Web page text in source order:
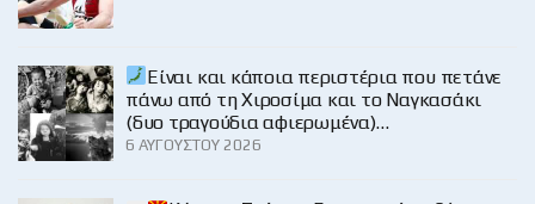
Είναι και κάποια περιστέρια που πετάνε
πάνω από τη Χιροσίμα και το Ναγκασάκι
(δυο τραγούδια αφιερωμένα)…
6 ΑΥΓΟΎΣΤΟΥ 2026